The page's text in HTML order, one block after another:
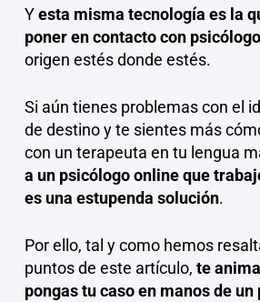
Yesta misma tecnología es la
poner en contacto con
origen estés donde estés.
Si aún tienes problemas con el
de destino y te sientes más
con un terapeuta en tu lengua
a un psicólogo online que
es una estupenda solución.
Por ello, tal y como hemos
puntos de este artículo, te
pongas tu caso en manos de un